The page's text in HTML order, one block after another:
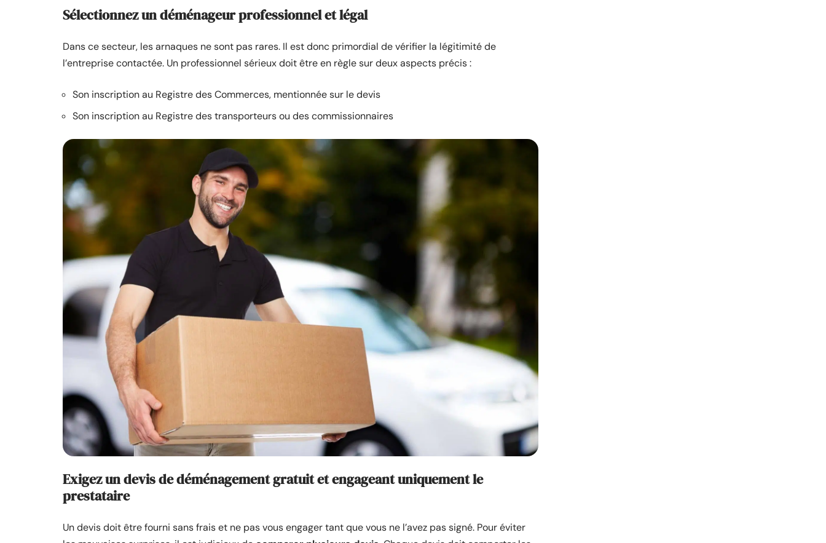
Sélectionnez un déménageur professionnel et légal
Dans ce secteur, les arnaques ne sont pas rares. Il est donc primordial de vérifier la légitimité de
l’entreprise contactée. Un professionnel sérieux doit être en règle sur deux aspects précis :
Son inscription au Registre des Commerces, mentionnée sur le devis
Son inscription au Registre des transporteurs ou des commissionnaires
Exigez un devis de déménagement gratuit et engageant uniquement le
prestataire
Un devis doit être fourni sans frais et ne pas vous engager tant que vous ne l’avez pas signé. Pour éviter